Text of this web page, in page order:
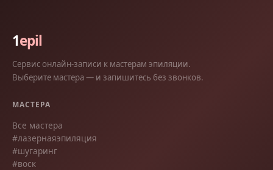
1epil
Сервис онлайн-записи к мастерам эпиляции.
Выберите мастера — и запишитесь без звонков.
МАСТЕРА
Все мастера
#лазернаяэпиляция
#шугаринг
#воск